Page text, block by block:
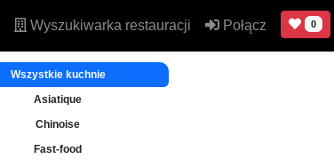
Wyszukiwarka restauracji Połącz 0
Wszystkie kuchnie
Asiatique
Chinoise
Fast-food